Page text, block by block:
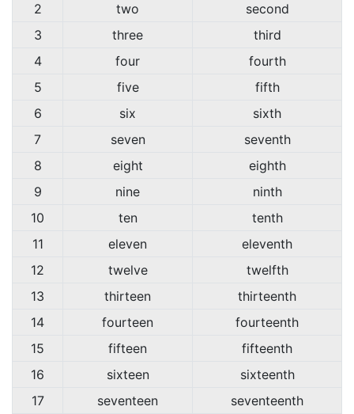
2
two
second
3
three
third
4
four
fourth
5
five
fifth
6
six
sixth
7
seven
seventh
8
eight
eighth
9
nine
ninth
10
ten
tenth
11
eleven
eleventh
12
twelve
twelfth
13
thirteen
thirteenth
14
fourteen
fourteenth
15
fifteen
fifteenth
16
sixteen
sixteenth
17
seventeen
seventeenth